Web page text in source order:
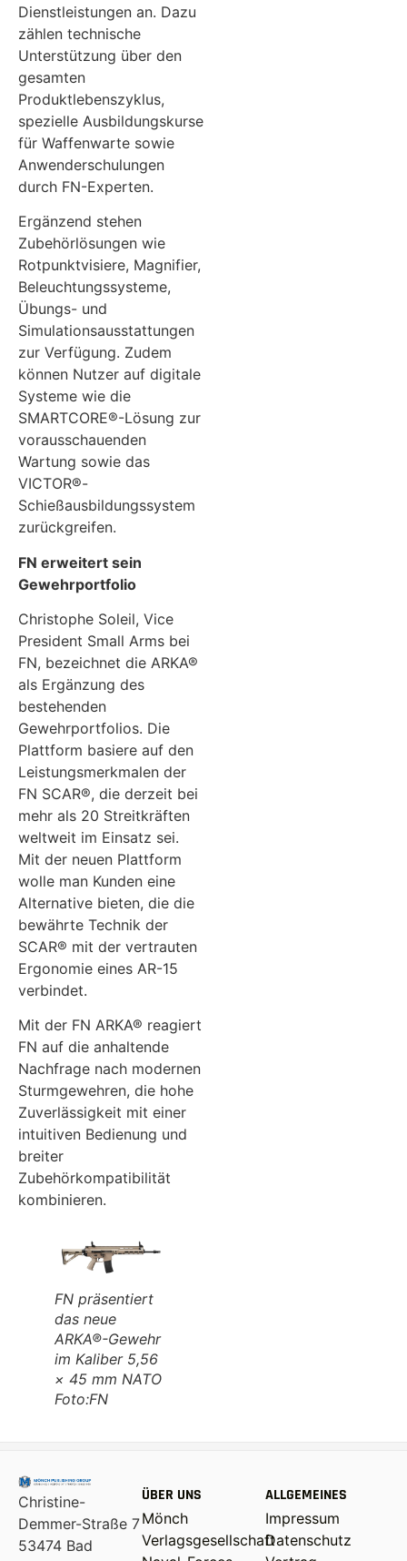
Dienstleistungen an. Dazu
zählen technische
Unterstützung über den
gesamten
Produktlebenszyklus,
spezielle Ausbildungskurse
für Waffenwarte sowie
Anwenderschulungen
durch FN-Experten.
Ergänzend stehen
Zubehörlösungen wie
Rotpunktvisiere, Magnifier,
Beleuchtungssysteme,
Übungs- und
Simulationsausstattungen
zur Verfügung. Zudem
können Nutzer auf digitale
Systeme wie die
SMARTCORE®-Lösung zur
vorausschauenden
Wartung sowie das
VICTOR®-
Schießausbildungssystem
zurückgreifen.
FN erweitert sein
Gewehrportfolio
Christophe Soleil, Vice
President Small Arms bei
FN, bezeichnet die ARKA®
als Ergänzung des
bestehenden
Gewehrportfolios. Die
Plattform basiere auf den
Leistungsmerkmalen der
FN SCAR®, die derzeit bei
mehr als 20 Streitkräften
weltweit im Einsatz sei.
Mit der neuen Plattform
wolle man Kunden eine
Alternative bieten, die die
bewährte Technik der
SCAR® mit der vertrauten
Ergonomie eines AR-15
verbindet.
Mit der FN ARKA® reagiert
FN auf die anhaltende
Nachfrage nach modernen
Sturmgewehren, die hohe
Zuverlässigkeit mit einer
intuitiven Bedienung und
breiter
Zubehörkompatibilität
kombinieren.
FN präsentiert
das neue
ARKA®-Gewehr
im Kaliber 5,56
× 45 mm NATO
Foto:FN
Christine-
Demmer-Straße 7
53474 Bad
ÜBER UNS
Mönch
Verlagsgesellschaft
ALLGEMEINES
Impressum
Datenschutz